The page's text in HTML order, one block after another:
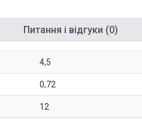
Питання і відгуки (0)
4,5
0,72
12